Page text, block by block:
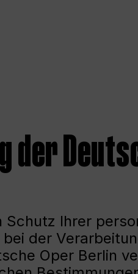
Ihrer
der
Oper Berlin